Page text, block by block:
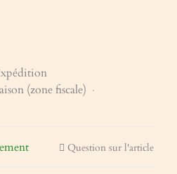
(zone fiscale)
Question sur l'article